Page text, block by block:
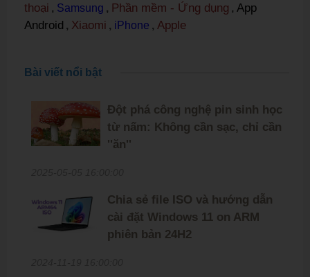
thoại , Samsung , Phần mềm - Ứng dụng , App
Android , Xiaomi , iPhone , Apple
Bài viết nổi bật
Đột phá công nghệ pin sinh học
từ nấm: Không cần sạc, chỉ cần
''ăn''
Chia sẻ file ISO và hướng dẫn
cài đặt Windows 11 on ARM
phiên bản 24H2